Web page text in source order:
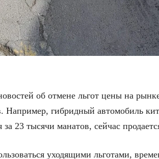
об отмене льгот цены на
гибридный автомобиль
за 23 тысячи манатов, сейчас
уходящими льготами,